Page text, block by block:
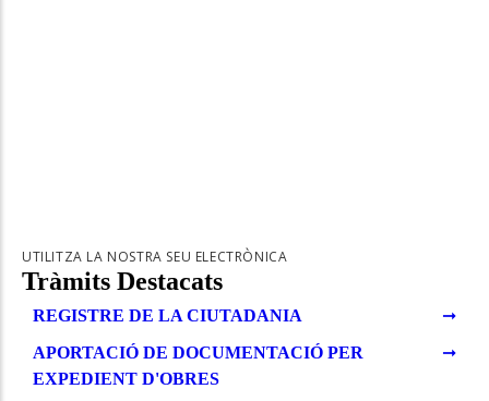
UTILITZA LA NOSTRA SEU ELECTRÒNICA
Tràmits Destacats
REGISTRE DE LA CIUTADANIA
APORTACIÓ DE DOCUMENTACIÓ PER
EXPEDIENT D'OBRES